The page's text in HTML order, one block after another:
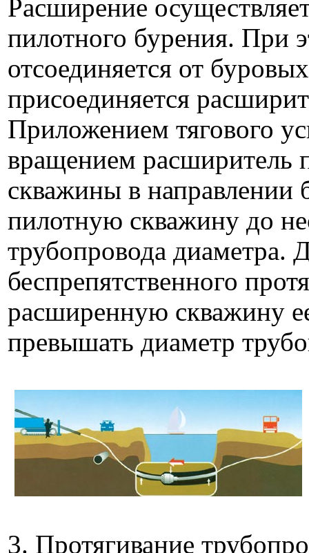
Расширение
пилотного бурения. При
отсоединяется от
присоединяется
Приложением тягового
вращением расширитель
скважины в направлении
пилотную скважину до
трубопровода диаметра.
беспрепятственного
расширенную скважину
превышать диаметр
3. Протягивание